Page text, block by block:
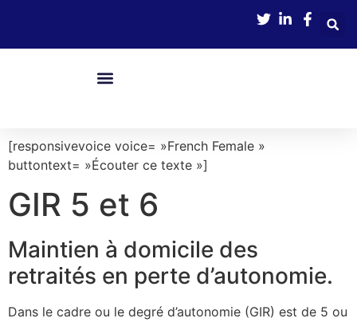
[responsivevoice voice= »French Female »
buttontext= »Écouter ce texte »]
GIR 5 et 6
Maintien à domicile des
retraités en perte d’autonomie.
Dans le cadre ou le degré d’autonomie (GIR) est de 5 ou